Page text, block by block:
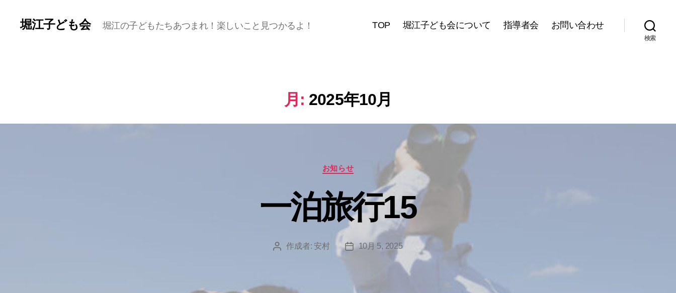
堀江子ども会 堀江の子どもたちあつまれ！楽しいこと見つかるよ！ TOP 堀江子ども会について 指導者会 お問い合わせ
検索
月: 2025年10月
カ
テ
リ
ー
お知らせ
一泊旅行15
投
作成者:安村
投 10月 5, 2025